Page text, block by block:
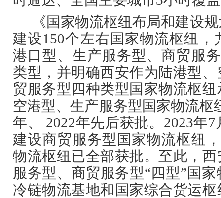
《国家物流枢纽布局和建设
建设150个左右国家物流枢纽
港口型、生产服务型、商贸服
类型，并明确西安作为陆港型
贸服务型四种类型国家物流枢
空港型、生产服务型国家物流枢
年、 2022年先后获批。2023年
建设商贸服务型国家物流枢纽
物流枢纽已全部获批。至此，
服务型、商贸服务型“四型”国
冷链物流基地和国家综合货运